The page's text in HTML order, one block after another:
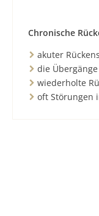
Chronische
akuter
die
wiederholte
oft Störungen